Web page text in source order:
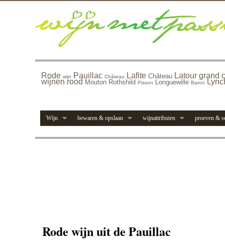
Rode wijn Pauillac Château Lafite Château Latour grand
wijnen rood Mouton Rothshild Pisson Longuewille Baron
Rode wijn uit de Pauillac
Wijn bewaren & opslaan wijnattributen proeven &